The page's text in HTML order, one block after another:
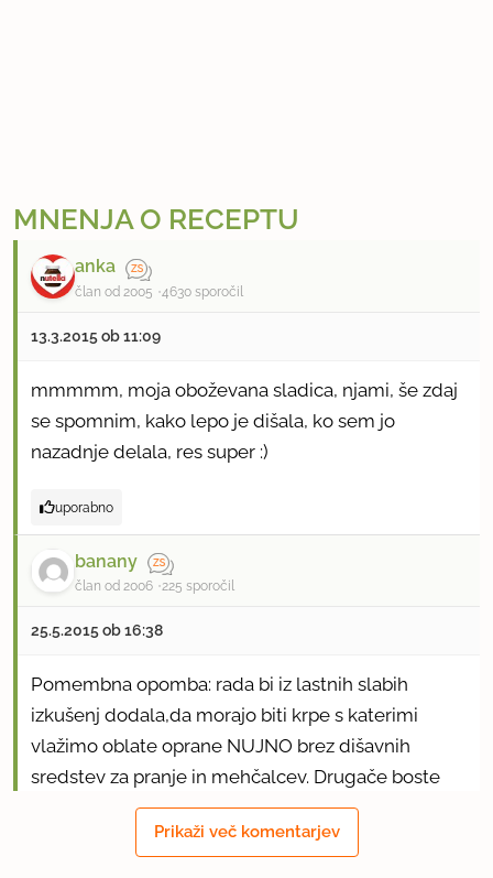
MNENJA O RECEPTU
anka
član od 2005 4630 sporočil
13.3.2015 ob 11:09
mmmmm, moja oboževana sladica, njami, še zdaj
se spomnim, kako lepo je dišala, ko sem jo
nazadnje delala, res super :)
uporabno
banany
član od 2006 225 sporočil
25.5.2015 ob 16:38
Pomembna opomba: rada bi iz lastnih slabih
izkušenj dodala,da morajo biti krpe s katerimi
vlažimo oblate oprane NUJNO brez dišavnih
sredstev za pranje in mehčalcev. Drugače boste
imeli okus po detergentih ali mehčalci,kar pa je
grozljivo in nemogoče za uživanje.
Prikaži več komentarjev